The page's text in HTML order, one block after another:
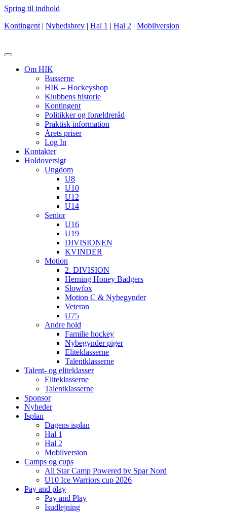
Spring til indhold
Kontingent | Nyhedsbrev | Hal 1 | Hal 2 | Mobilversion
Om HIK
Busserne
HIK – Hockeyshop
Klubbens historie
Kontingent
Politikker og forældreråd
Praktisk information
Årets priser
Log In
Kontakter
Holdoversigt
Ungdom
U8
U10
U12
U14
Senior
U16
U19
DIVISIONEN
KVINDER
Motion
2. DIVISION
Herning Honey Badgers
Slowfox
Motion C & Nybegynder
Veteran
U75
Andre hold
Familie hockey
Nybegynder piger
Eliteklasserne
Talentklasserne
Talent- og eliteklasser
Eliteklasserne
Talentklasserne
Sponsor
Nyheder
Isplan
Dagens isplan
Hal 1
Hal 2
Mobilversion
Camps og cups
All Star Camp Powered by Spar Nord
U10 Ice Warriors cup 2026
Pay and play
Pay and Play
Isudlejning